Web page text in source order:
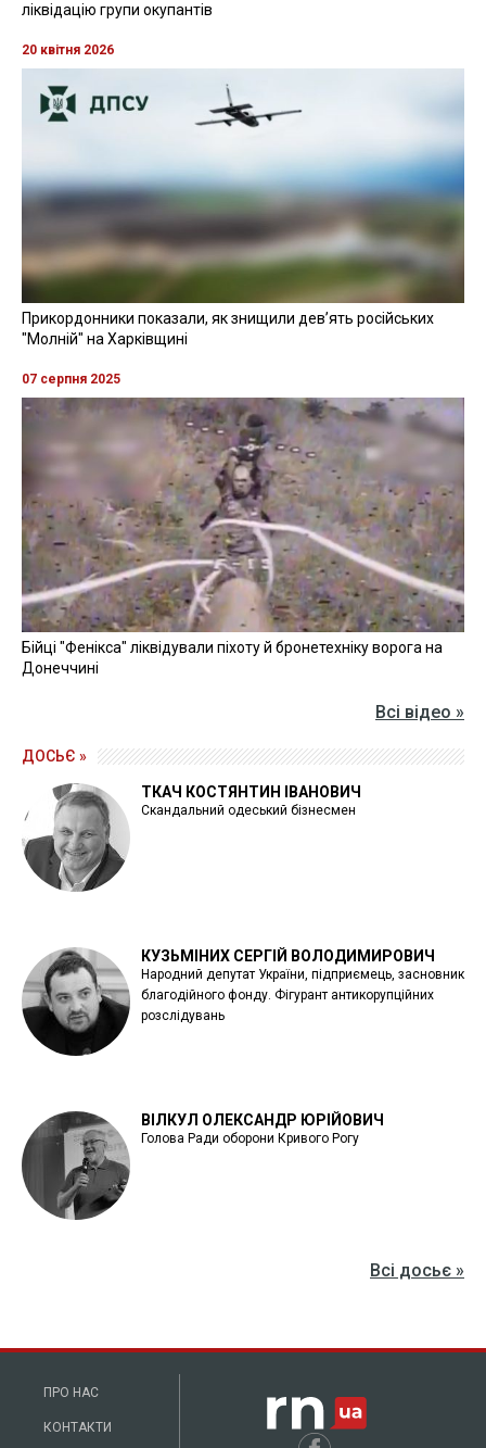
ліквідацію групи окупантів
20 квітня 2026
Прикордонники показали, як знищили девʼять російських
"Молній" на Харківщині
07 серпня 2025
Бійці "Фенікса" ліквідували піхоту й бронетехніку ворога на
Донеччині
Всі відео »
ДОСЬЄ »
ТКАЧ КОСТЯНТИН ІВАНОВИЧ
Скандальний одеський бізнесмен
КУЗЬМІНИХ СЕРГІЙ ВОЛОДИМИРОВИЧ
Народний депутат України, підприємець, засновник
благодійного фонду. Фігурант антикорупційних
розслідувань
ВІЛКУЛ ОЛЕКСАНДР ЮРІЙОВИЧ
Голова Ради оборони Кривого Рогу
Всі досьє »
ПРО НАС
КОНТАКТИ